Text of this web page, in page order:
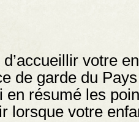
votre
de garde du Pays
résumé les
lorsque votre